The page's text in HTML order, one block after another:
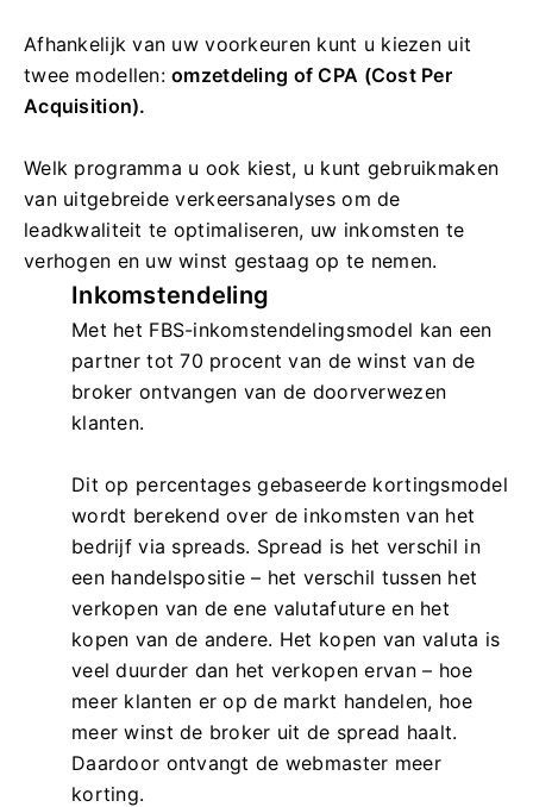
Afhankelijk van uw voorkeuren kunt u kiezen uit
twee modellen:omzetdeling of CPA (Cost Per
Acquisition).
Welk programma u ook kiest, u kunt gebruikmaken
van uitgebreide verkeersanalyses om de
leadkwaliteit te optimaliseren, uw inkomsten te
verhogen en uw winst gestaag op te nemen.
Inkomstendeling
Met het FBS-inkomstendelingsmodel kan een
partner tot 70 procent van de winst van de
broker ontvangen van de doorverwezen
klanten.
Dit op percentages gebaseerde kortingsmodel
wordt berekend over de inkomsten van het
bedrijf via spreads. Spread is het verschil in
een handelspositie – het verschil tussen het
verkopen van de ene valutafuture en het
kopen van de andere. Het kopen van valuta is
veel duurder dan het verkopen ervan – hoe
meer klanten er op de markt handelen, hoe
meer winst de broker uit de spread haalt.
Daardoor ontvangt de webmaster meer
korting.